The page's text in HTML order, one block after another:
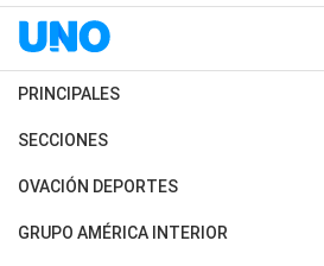
PRINCIPALES
Últimas Noticias
Política
SECCIONES
Horóscopo
Motores
OVACIÓN DEPORTES
Fútbol
GRUPO AMÉRICA INTERIOR